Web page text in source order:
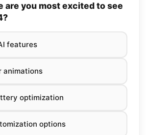
are you most excited to see
features
animations
optimization
options